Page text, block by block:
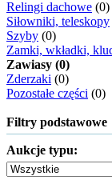
Relingi dachowe (0)
Siłowniki, teleskopy
Szyby (0)
Zamki, wkładki,
Zawiasy (0)
Zderzaki (0)
Pozostałe części (0)
Filtry podstawowe
Aukcje typu: